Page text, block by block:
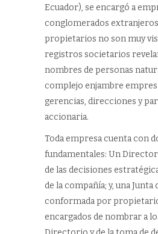
Ecuador), se encargó a
conglomerados
propietarios no son muy
registros societarios
nombres de personas
complejo enjambre
gerencias, direcciones y
accionaria.
Toda empresa cuenta con
fundamentales: Un
de las decisiones
de la compañía; y, una
conformada por
encargados de nombrar a